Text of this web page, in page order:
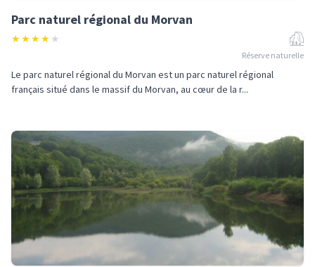
Parc naturel régional du Morvan
★★★★ ★
Réserve naturelle
Le parc naturel régional du Morvan est un parc naturel régional
français situé dans le massif du Morvan, au cœur de la r...